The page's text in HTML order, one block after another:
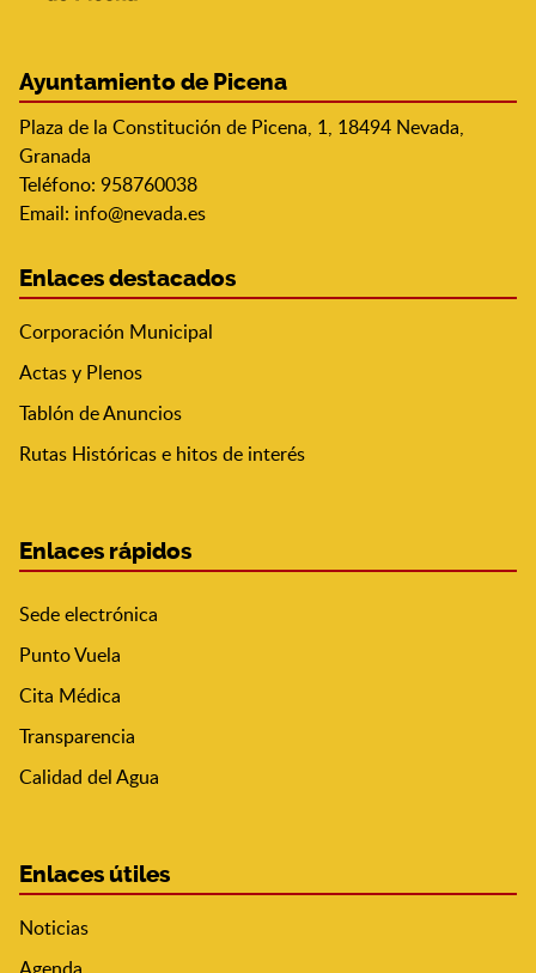
Ayuntamiento de Picena
Plaza de la Constitución de Picena, 1, 18494 Nevada,
Granada
Teléfono: 958760038
Email: info@nevada.es
Enlaces destacados
Corporación Municipal
Actas y Plenos
Tablón de Anuncios
Rutas Históricas e hitos de interés
Enlaces rápidos
Sede electrónica
Punto Vuela
Cita Médica
Transparencia
Calidad del Agua
Enlaces útiles
Noticias